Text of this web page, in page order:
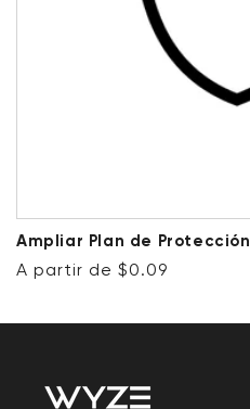
Ampliar Plan de Protección
Precio habitual
A partir de $0.09